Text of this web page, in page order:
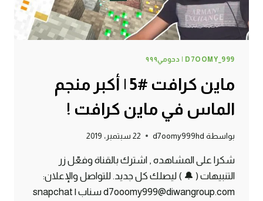
D7OOMY_999 | دحومي٩٩٩
ماين كرافت #5 | أكبر منجم
الماس في ماين كرافت !
بواسطة d7oomy999hd 22 سبتمبر، 2019
شكرا على المشاهده , اشترك بالقناة وفعّل زر
التنبيهات ( 🔔 ) ليصلك كل جديد. للتواصل والإعلان:
d7ooomy999@diwangroup.com سناب | snapchat